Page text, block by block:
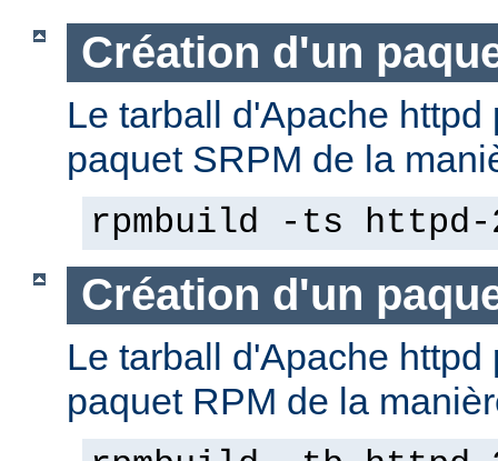
Création d'un
Le tarball d'Apache
paquet SRPM de la
rpmbuild -ts
Création d'un
Le tarball d'Apache
paquet RPM de la